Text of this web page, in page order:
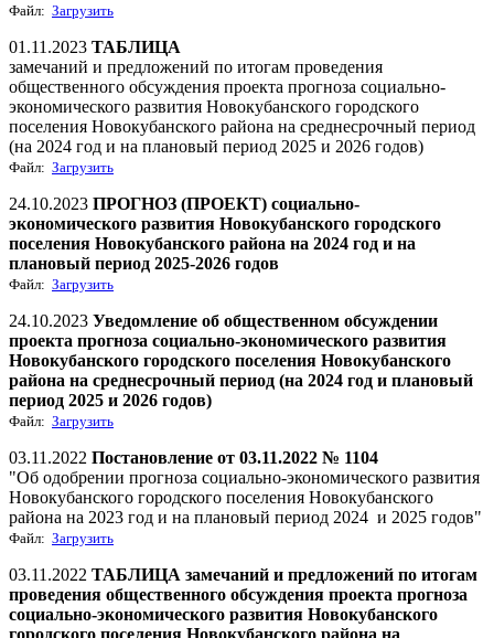
Файл: Загрузить
01.11.2023 ТАБЛИЦА
замечаний и предложений по итогам проведения
общественного обсуждения проекта прогноза социально-
экономического развития Новокубанского городского
поселения Новокубанского района на среднесрочный период
(на 2024 год и на плановый период 2025 и 2026 годов)
Файл: Загрузить
24.10.2023 ПРОГНОЗ (ПРОЕКТ) социально-
экономического развития Новокубанского городского
поселения Новокубанского района на 2024 год и на
плановый период 2025-2026 годов
Файл: Загрузить
24.10.2023 Уведомление об общественном обсуждении
проекта прогноза социально-экономического развития
Новокубанского городского поселения Новокубанского
района на среднесрочный период (на 2024 год и плановый
период 2025 и 2026 годов)
Файл: Загрузить
03.11.2022 Постановление от 03.11.2022 № 1104
"Об одобрении прогноза социально-экономического развития
Новокубанского городского поселения Новокубанского
района на 2023 год и на плановый период 2024 и 2025 годов"
Файл: Загрузить
03.11.2022 ТАБЛИЦА замечаний и предложений по итогам
проведения общественного обсуждения проекта прогноза
социально-экономического развития Новокубанского
городского поселения Новокубанского района на